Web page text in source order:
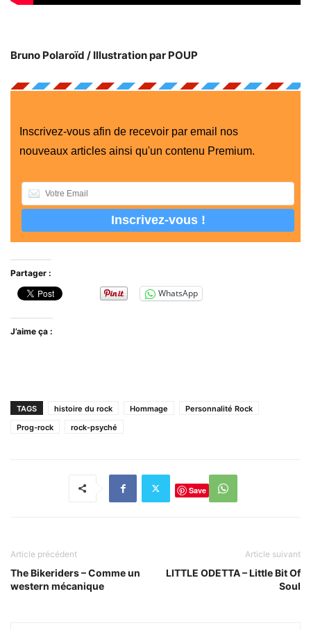
Bruno Polaroïd / Illustration par POUP
Inscrivez-vous afin de recevoir par email nos
nouveaux articles ainsi qu'un contenu Premium.
Partager :
WhatsApp
J’aime ça :
TAGS histoire du rock Hommage
Personnalité Rock
Prog-rock
rock-psyché
Save
Article précédent
The Bikeriders – Comme un
western mécanique
Article suivant
LITTLE ODETTA – Little Bit Of
Soul